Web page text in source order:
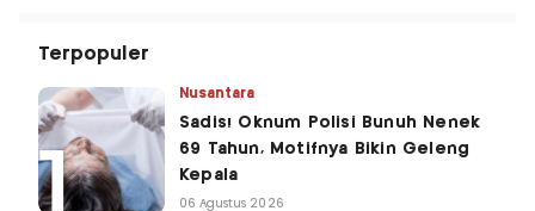
Terpopuler
Nusantara
Sadis! Oknum Polisi Bunuh Nenek
69 Tahun, Motifnya Bikin Geleng
Kepala
06 Agustus 2026